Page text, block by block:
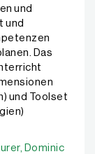
und
und
Das
und Toolset
Dominic
Dominic